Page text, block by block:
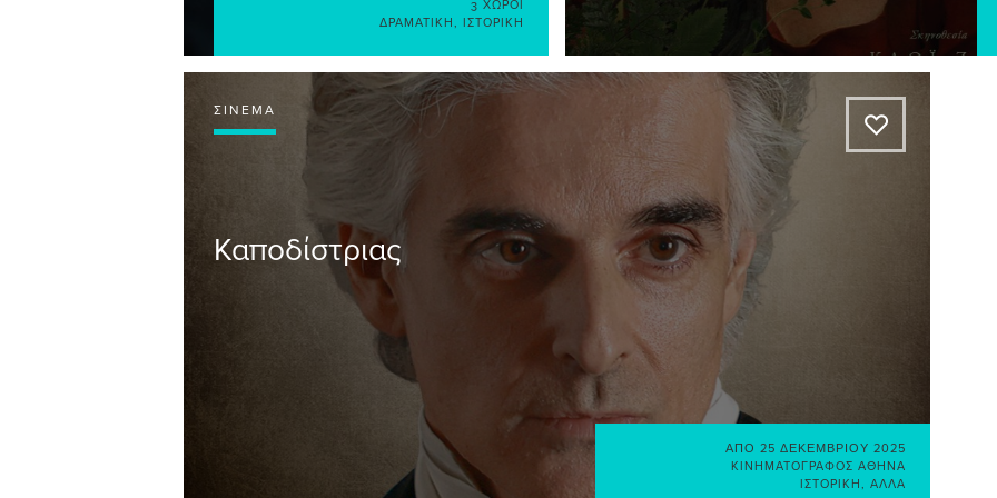
3 ΧΏΡΟΙ
ΔΡΑΜΑΤΙΚΉ
ΙΣΤΟΡΙΚΉ
ΣΙΝΕΜΆ
A
Καποδίστριας
ΑΠΌ 25 ΔΕΚΕΜΒΡΊΟΥ 2025
ΚΙΝΗΜΑΤΟΓΡΆΦΟΣ ΑΘΗΝΆ
ΙΣΤΟΡΙΚΉ
ΆΛΛΑ